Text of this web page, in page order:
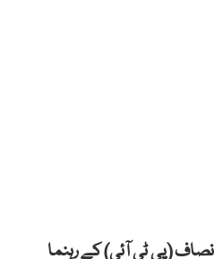
(پی ٹی آئی) کے رہنما